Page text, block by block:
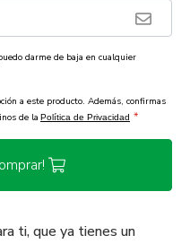
darme de baja en cualquier
a este producto. Además, confirmas
de la Política de Privacidad *
ti, que ya tienes un